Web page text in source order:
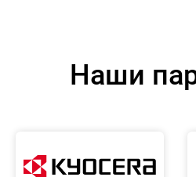
Наши